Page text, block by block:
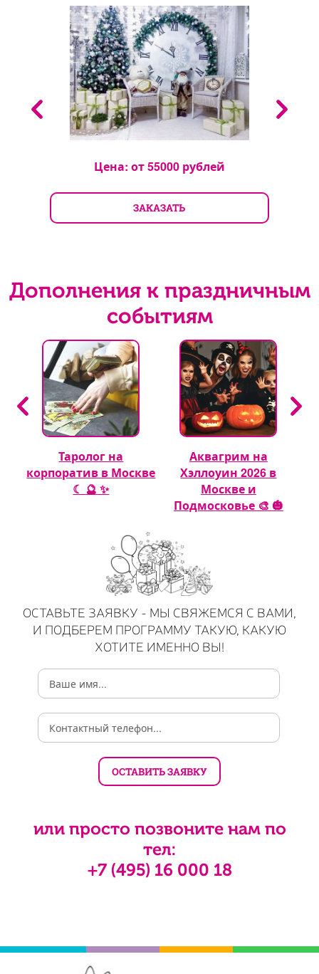
Цена: от55000рублей
ЗАКАЗАТЬ
Дополнения к праздничным
событиям
Таролог на
корпоратив в Москве
☾ 🔮 ✨
Аквагрим на
Хэллоуин 2026 в
Москве и
Подмосковье 🎨 🎃
ОСТАВЬТЕ ЗАЯВКУ - МЫ СВЯЖЕМСЯ С ВАМИ,
И ПОДБЕРЕМ ПРОГРАММУ ТАКУЮ, КАКУЮ
ХОТИТЕ ИМЕННО ВЫ!
или просто позвоните нам по
тел:
+7 (495) 16 000 18